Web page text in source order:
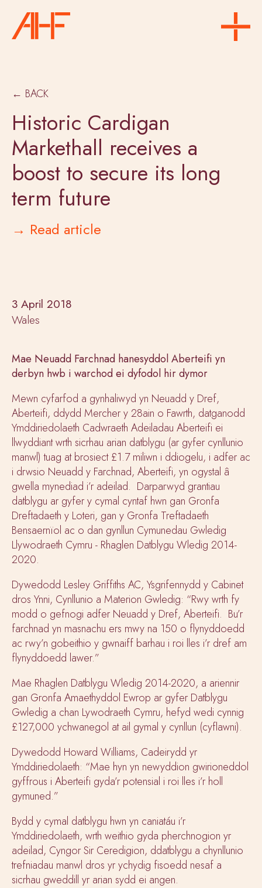
← BACK
Historic Cardigan
Markethall receives a
boost to secure its long
term future
→ Read article
3 April 2018
Wales
Mae Neuadd Farchnad hanesyddol Aberteifi yn
derbyn hwb i warchod ei dyfodol hir dymor
Mewn cyfarfod a gynhaliwyd yn Neuadd y Dref,
Aberteifi, ddydd Mercher y 28ain o Fawrth, datganodd
Ymddiriedolaeth Cadwraeth Adeiladau Aberteifi ei
llwyddiant wrth sicrhau arian datblygu (ar gyfer cynllunio
manwl) tuag at brosiect £1.7 miliwn i ddiogelu, i adfer ac
i drwsio Neuadd y Farchnad, Aberteifi, yn ogystal â
gwella mynediad i’r adeilad. Darparwyd grantiau
datblygu ar gyfer y cymal cyntaf hwn gan Gronfa
Dreftadaeth y Loteri, gan y Gronfa Treftadaeth
Bensaernïol ac o dan gynllun Cymunedau Gwledig
Llywodraeth Cymru - Rhaglen Datblygu Wledig 2014-
2020.
Dywedodd Lesley Griffiths AC, Ysgrifennydd y Cabinet
dros Ynni, Cynllunio a Materion Gwledig: “Rwy wrth fy
modd o gefnogi adfer Neuadd y Dref, Aberteifi. Bu’r
farchnad yn masnachu ers mwy na 150 o flynyddoedd
ac rwy’n gobeithio y gwnaiff barhau i roi lles i’r dref am
flynyddoedd lawer.”
Mae Rhaglen Datblygu Wledig 2014-2020, a ariennir
gan Gronfa Amaethyddol Ewrop ar gyfer Datblygu
Gwledig a chan Lywodraeth Cymru, hefyd wedi cynnig
£127,000 ychwanegol at ail gymal y cynllun (cyflawni).
Dywedodd Howard Williams, Cadeirydd yr
Ymddiriedolaeth: “Mae hyn yn newyddion gwirioneddol
gyffrous i Aberteifi gyda’r potensial i roi lles i’r holl
gymuned.”
Bydd y cymal datblygu hwn yn caniatáu i’r
Ymddiriedolaeth, wrth weithio gyda pherchnogion yr
adeilad, Cyngor Sir Ceredigion, ddatblygu a chynllunio
trefniadau manwl dros yr ychydig fisoedd nesaf a
sicrhau gweddill yr arian sydd ei angen.